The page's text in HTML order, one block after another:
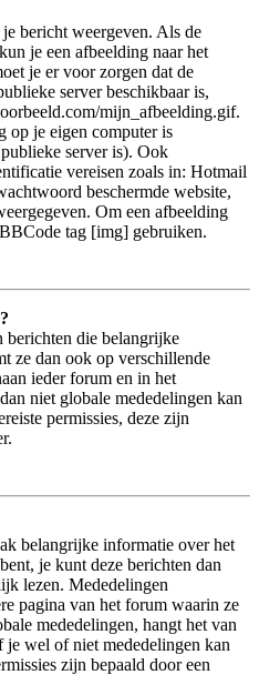
bericht weergeven. Als de
je een afbeelding naar het
je er voor zorgen dat de
server beschikbaar is,
mijn_afbeelding.gif.
op je eigen computer is
server is). Ook
vereisen zoals in: Hotmail
beschermde website,
Om een afbeelding
tag [img] gebruiken.
berichten die belangrijke
ze dan ook op verschillende
ieder forum en in het
niet globale mededelingen kan
permissies, deze zijn
belangrijke informatie over het
je kunt deze berichten dan
lezen. Mededelingen
pagina van het forum waarin ze
mededelingen, hangt het van
je wel of niet mededelingen kan
zijn bepaald door een